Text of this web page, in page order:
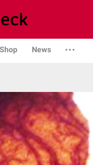
Shop News